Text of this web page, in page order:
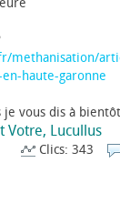
methanisation/
haute-garonne
je vous dis à bientôt
Votre, Lucullus
Clics: 343